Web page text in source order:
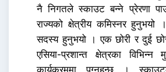
नै निगतले स्काउट बन्ने प्रेरणा
राज्यको क्षेत्रीय कमिस्नर हुनुभयो
सदस्य हुनुभयो । एक छोरी र दुई
एसिया-प्रशान्त क्षेत्रका